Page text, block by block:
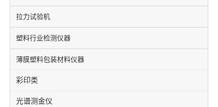
拉力试验机
塑料行业检测仪器
薄膜塑料包装材料仪器
彩印类
光谱测金仪